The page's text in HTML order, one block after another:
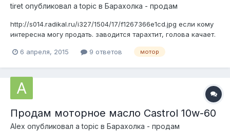
tiret опубликовал a topic в Барахолка - продам
http://s014.radikal.ru/i327/1504/17/f1267366e1cd.jpg если кому
интересна могу продать. заводится тарахтит, голова качает.
именно в таком виде
6 апреля, 2015 9 ответов мотор
Продам моторное масло Castrol 10w-60
Alеx опубликовал a topic в Барахолка - продам